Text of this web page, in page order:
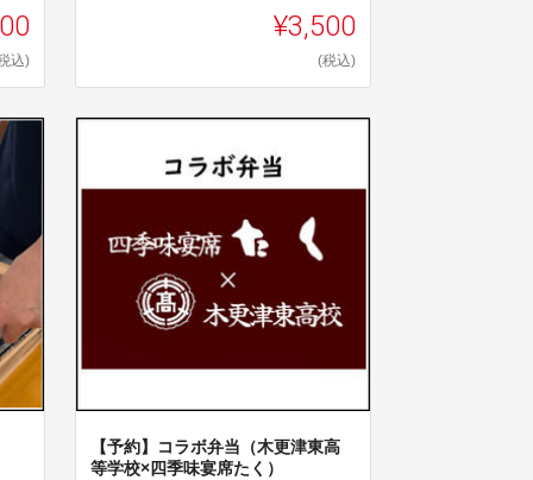
込)
¥3,500
(税込)
【予約】コラボ弁当（木更津東高
等学校×四季味宴席たく）